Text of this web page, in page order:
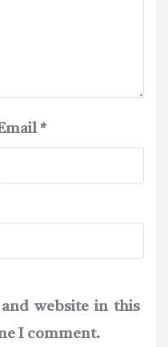
*
website in this
I comment.